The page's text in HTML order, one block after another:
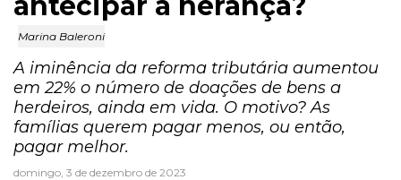
Marina Baleroni
A iminência da reforma tributária aumentou
em 22% o número de doações de bens a
herdeiros, ainda em vida. O motivo? As
famílias querem pagar menos, ou então,
pagar melhor.
domingo, 3 de dezembro de 2023